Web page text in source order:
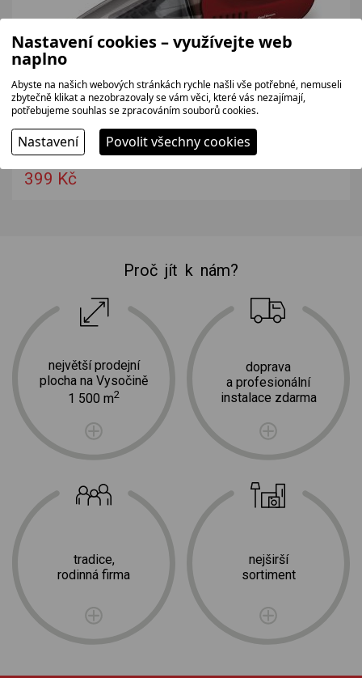
SENCOR SVC190R červená
Ruční, bezsáčkový vysavač se 7,2 V (6x 1400 mAh)
odstraní...
399 Kč
Proč jít k nám?
největší prodejní
plocha na Vysočině
1 500 m2
tradice,
rodinná firma
doprava
a profesionální
instalace zdarma
nejširší
sortiment
Nastavení cookies – využívejte web
naplno
Abyste na našich webových stránkách rychle našli vše potřebné, nemuseli
zbytečně klikat a nezobrazovaly se vám věci, které vás nezajímají,
potřebujeme souhlas se zpracováním souborů cookies.
Nastavení Povolit všechny cookies